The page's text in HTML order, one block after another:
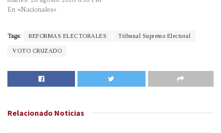
En «Nacionales»
Tags: REFORMAS ELECTORALES Tribunal Supremo Electoral
VOTO CRUZADO
Relacionado Noticias